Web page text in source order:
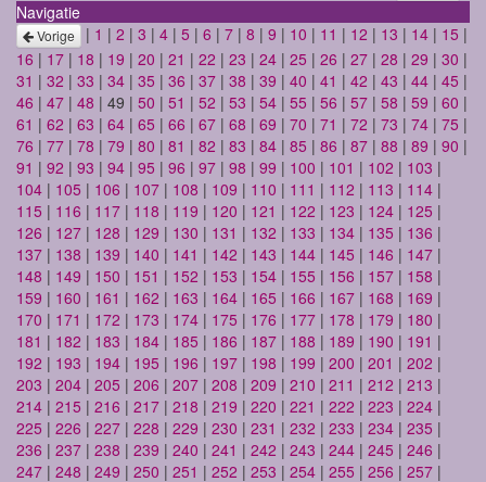
Navigatie
Vorige | 1 | 2 | 3 | 4 | 5 | 6 | 7 | 8 | 9 | 10 | 11 | 12 | 13 | 14 | 15 |
16 | 17 | 18 | 19 | 20 | 21 | 22 | 23 | 24 | 25 | 26 | 27 | 28 | 29 | 30 |
31 | 32 | 33 | 34 | 35 | 36 | 37 | 38 | 39 | 40 | 41 | 42 | 43 | 44 | 45 |
46 | 47 | 48 | 49 | 50 | 51 | 52 | 53 | 54 | 55 | 56 | 57 | 58 | 59 | 60 |
61 | 62 | 63 | 64 | 65 | 66 | 67 | 68 | 69 | 70 | 71 | 72 | 73 | 74 | 75 |
76 | 77 | 78 | 79 | 80 | 81 | 82 | 83 | 84 | 85 | 86 | 87 | 88 | 89 | 90 |
91 | 92 | 93 | 94 | 95 | 96 | 97 | 98 | 99 | 100 | 101 | 102 | 103 |
104 | 105 | 106 | 107 | 108 | 109 | 110 | 111 | 112 | 113 | 114 |
115 | 116 | 117 | 118 | 119 | 120 | 121 | 122 | 123 | 124 | 125 |
126 | 127 | 128 | 129 | 130 | 131 | 132 | 133 | 134 | 135 | 136 |
137 | 138 | 139 | 140 | 141 | 142 | 143 | 144 | 145 | 146 | 147 |
148 | 149 | 150 | 151 | 152 | 153 | 154 | 155 | 156 | 157 | 158 |
159 | 160 | 161 | 162 | 163 | 164 | 165 | 166 | 167 | 168 | 169 |
170 | 171 | 172 | 173 | 174 | 175 | 176 | 177 | 178 | 179 | 180 |
181 | 182 | 183 | 184 | 185 | 186 | 187 | 188 | 189 | 190 | 191 |
192 | 193 | 194 | 195 | 196 | 197 | 198 | 199 | 200 | 201 | 202 |
203 | 204 | 205 | 206 | 207 | 208 | 209 | 210 | 211 | 212 | 213 |
214 | 215 | 216 | 217 | 218 | 219 | 220 | 221 | 222 | 223 | 224 |
225 | 226 | 227 | 228 | 229 | 230 | 231 | 232 | 233 | 234 | 235 |
236 | 237 | 238 | 239 | 240 | 241 | 242 | 243 | 244 | 245 | 246 |
247 | 248 | 249 | 250 | 251 | 252 | 253 | 254 | 255 | 256 | 257 |